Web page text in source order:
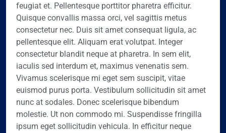
feugiat et. Pellentesque porttitor pharetra efficitur.
Quisque convallis massa orci, vel sagittis metus
consectetur nec. Duis sit amet consequat ligula, ac
pellentesque elit. Aliquam erat volutpat. Integer
consectetur blandit neque at pharetra. In sem elit,
iaculis sed interdum et, maximus venenatis sem.
Vivamus scelerisque mi eget sem suscipit, vitae
euismod purus porta. Vestibulum sollicitudin sit amet
nunc at sodales. Donec scelerisque bibendum
molestie. Ut non commodo mi. Suspendisse fringilla
ipsum eget sollicitudin vehicula. In efficitur neque